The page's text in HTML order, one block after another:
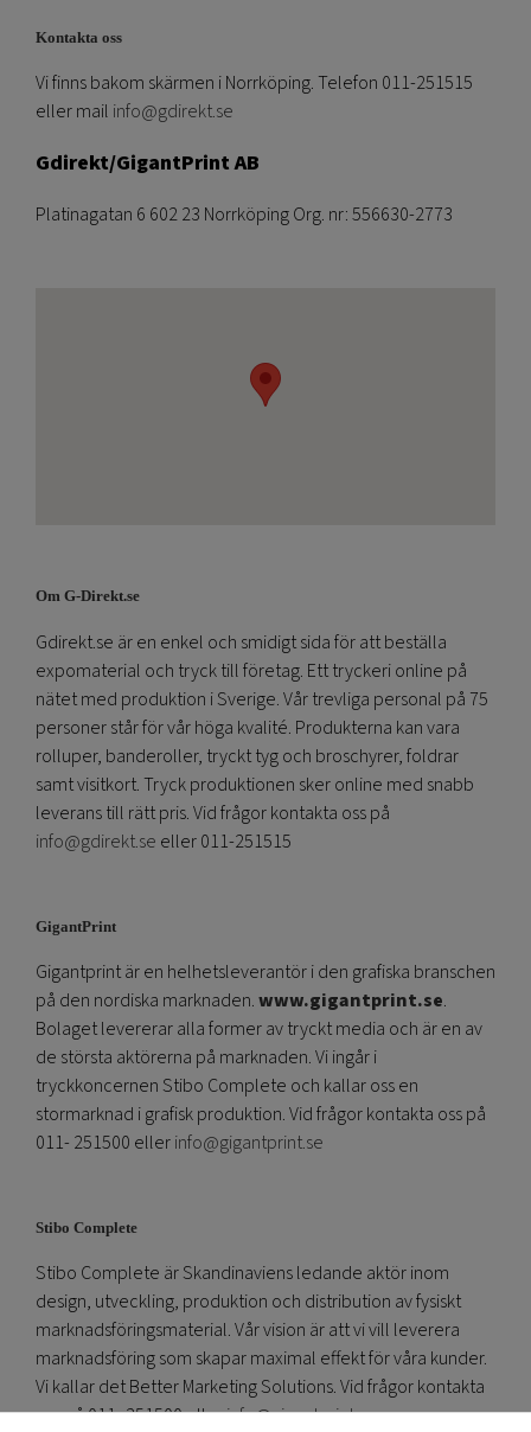
Kontakta oss
Vi finns bakom skärmen i Norrköping. Telefon 011-251515
eller mail info@gdirekt.se
Gdirekt/GigantPrint AB
Platinagatan 6 602 23 Norrköping Org. nr: 556630-2773
Om G-Direkt.se
Gdirekt.se är en enkel och smidigt sida för att beställa
expomaterial och tryck till företag. Ett tryckeri online på
nätet med produktion i Sverige. Vår trevliga personal på 75
personer står för vår höga kvalité. Produkterna kan vara
rolluper, banderoller, tryckt tyg och broschyrer, foldrar
samt visitkort. Tryck produktionen sker online med snabb
leverans till rätt pris. Vid frågor kontakta oss på
info@gdirekt.se eller 011-251515
GigantPrint
Gigantprint är en helhetsleverantör i den grafiska branschen
på den nordiska marknaden.www.gigantprint.se.
Bolaget levererar alla former av tryckt media och är en av
de största aktörerna på marknaden. Vi ingår i
tryckkoncernen Stibo Complete och kallar oss en
stormarknad i grafisk produktion. Vid frågor kontakta oss på
011- 251500 ellerinfo@gigantprint.se
Stibo Complete
Stibo Complete är Skandinaviens ledande aktör inom
design, utveckling, produktion och distribution av fysiskt
marknadsföringsmaterial. Vår vision är att vi vill leverera
marknadsföring som skapar maximal effekt för våra kunder.
Vi kallar det Better Marketing Solutions. Vid frågor kontakta
oss på 011- 251500 ellerinfo@gigantprint.se